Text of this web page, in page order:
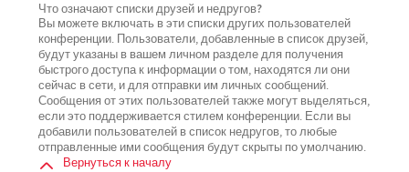
Что означают списки друзей и недругов?
Вы можете включать в эти списки других пользователей
конференции. Пользователи, добавленные в список друзей,
будут указаны в вашем личном разделе для получения
быстрого доступа к информации о том, находятся ли они
сейчас в сети, и для отправки им личных сообщений.
Сообщения от этих пользователей также могут выделяться,
если это поддерживается стилем конференции. Если вы
добавили пользователей в список недругов, то любые
отправленные ими сообщения будут скрыты по умолчанию.
Вернуться к началу